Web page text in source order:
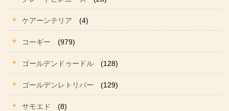
ケアーンテリア (4)
コーギー (979)
ゴールデンドゥードル (128)
ゴールデンレトリバー (129)
サモエド (8)